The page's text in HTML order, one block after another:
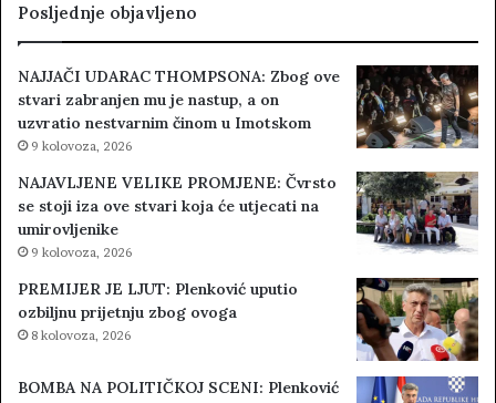
Posljednje objavljeno
NAJJAČI UDARAC THOMPSONA: Zbog ove
stvari zabranjen mu je nastup, a on
uzvratio nestvarnim činom u Imotskom
9 kolovoza, 2026
NAJAVLJENE VELIKE PROMJENE: Čvrsto
se stoji iza ove stvari koja će utjecati na
umirovljenike
9 kolovoza, 2026
PREMIJER JE LJUT: Plenković uputio
ozbiljnu prijetnju zbog ovoga
8 kolovoza, 2026
BOMBA NA POLITIČKOJ SCENI: Plenković